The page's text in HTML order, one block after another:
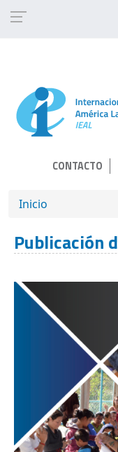
CONTACTO
Inicio
Publicación